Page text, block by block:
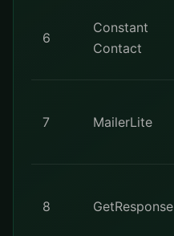
6
Constant
Contact
7 MailerLite
8 GetResponse